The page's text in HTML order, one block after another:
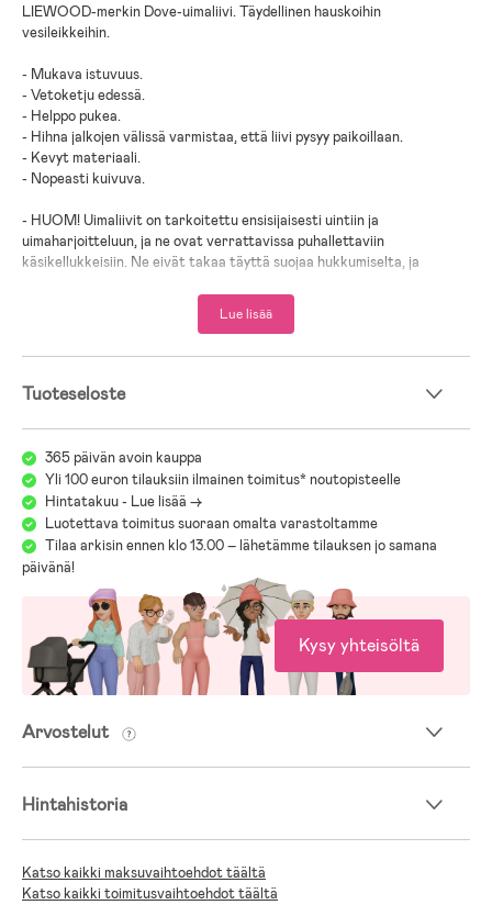
LIEWOOD-merkin Dove-uimaliivi. Täydellinen hauskoihin
vesileikkeihin.
- Mukava istuvuus.
- Vetoketju edessä.
- Helppo pukea.
- Hihna jalkojen välissä varmistaa, että liivi pysyy paikoillaan.
- Kevyt materiaali.
- Nopeasti kuivuva.
- HUOM! Uimaliivit on tarkoitettu ensisijaisesti uintiin ja
uimaharjoitteluun, ja ne ovat verrattavissa puhallettaviin
käsikellukkeisiin. Ne eivät takaa täyttä suojaa hukkumiselta, ja
Lue lisää
Tuoteseloste
365 päivän avoin kauppa
Yli 100 euron tilauksiin ilmainen toimitus* noutopisteelle
Hintatakuu - Lue lisää ->
Luotettava toimitus suoraan omalta varastoltamme
Tilaa arkisin ennen klo 13.00 – lähetämme tilauksen jo samana
päivänä!
Kysy yhteisöltä
Arvostelut
Hintahistoria
Katso kaikki maksuvaihtoehdot täältä
Katso kaikki toimitusvaihtoehdot täältä